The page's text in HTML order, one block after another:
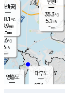
의도
℃
m/s
mm
영흥도
대부도
23.1
인천(공)
28.1℃
9.9m/s
-mm
인천
35.3℃
5.1 m/s
-mm